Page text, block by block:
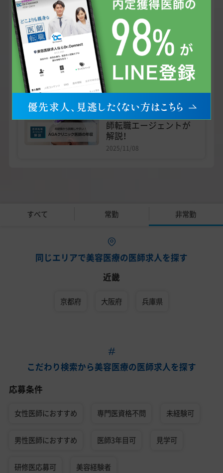
インタビュー
湘南美容クリニックの
AGA治療「熟練の見立
てと技術」を後輩に伝
えていく」
2025/11/08
お役立ち記事
AGAクリニックの医師
年収や業務内容は？医
師転職エージェントが
解説！
2025/11/08
すべて 常勤 非常勤
同じエリアで美容医療の医師求人を探す
近畿
京都府 大阪府 兵庫県
こだわり検索から美容医療の医師求人を探す
応募条件
女性医師におすすめ 専門医資格不問 未経験可
男性医師におすすめ 医師3年目可 見学可
研修医応募可 美容経験者